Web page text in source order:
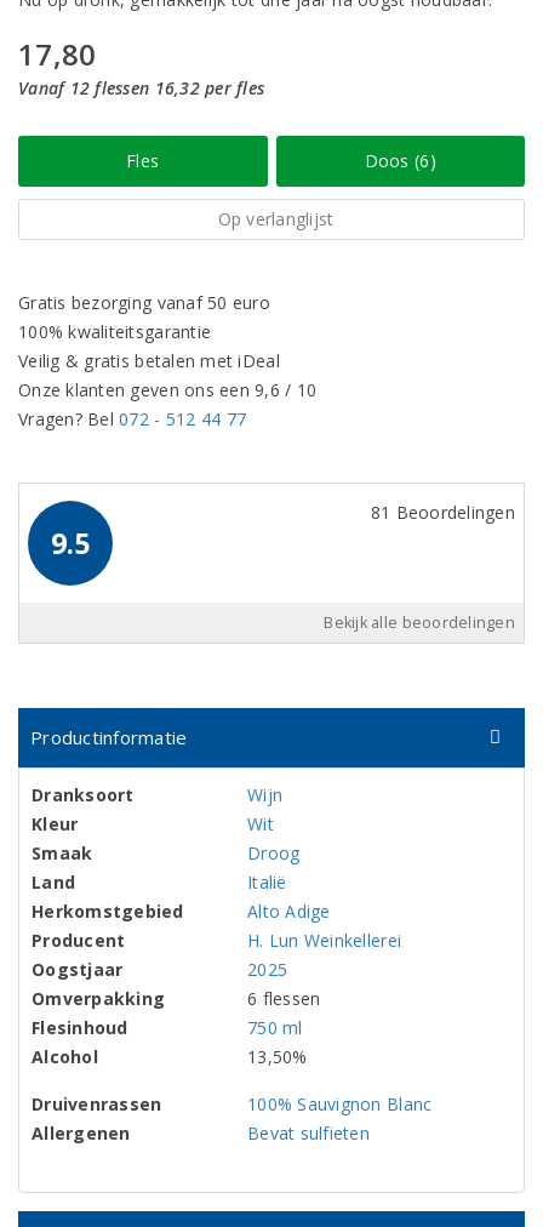
17,80
Vanaf 12 flessen 16,32 per fles
Fles Doos (6)
Op verlanglijst
Gratis bezorging vanaf 50 euro
100% kwaliteitsgarantie
Veilig & gratis betalen met iDeal
Onze klanten geven ons een 9,6 / 10
Vragen? Bel072 - 512 44 77
9.5
81 Beoordelingen
Bekijk alle beoordelingen
Productinformatie
Dranksoort
Wijn
Kleur
Wit
Smaak
Droog
Land
Italië
Herkomstgebied
Alto Adige
Producent
H. Lun Weinkellerei
Oogstjaar
2025
Omverpakking
6 flessen
Flesinhoud
750 ml
Alcohol
13,50%
Druivenrassen
100% Sauvignon Blanc
Allergenen
Bevat sulfieten